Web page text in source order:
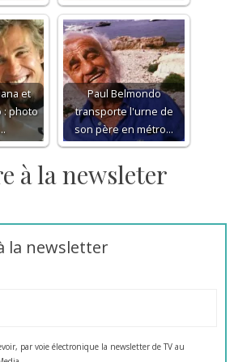
et
: photo
Paul Belmondo
transporte l'urne de
son père en métro…
à la newsleter
la newsletter
par voie électronique la newsletter de TV au